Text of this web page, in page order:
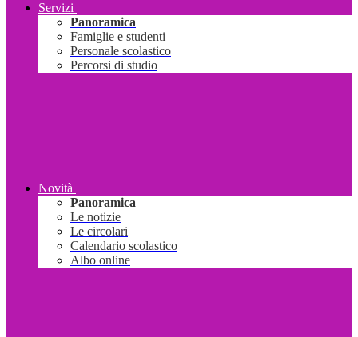
Servizi
Panoramica
Famiglie e studenti
Personale scolastico
Percorsi di studio
Novità
Panoramica
Le notizie
Le circolari
Calendario scolastico
Albo online